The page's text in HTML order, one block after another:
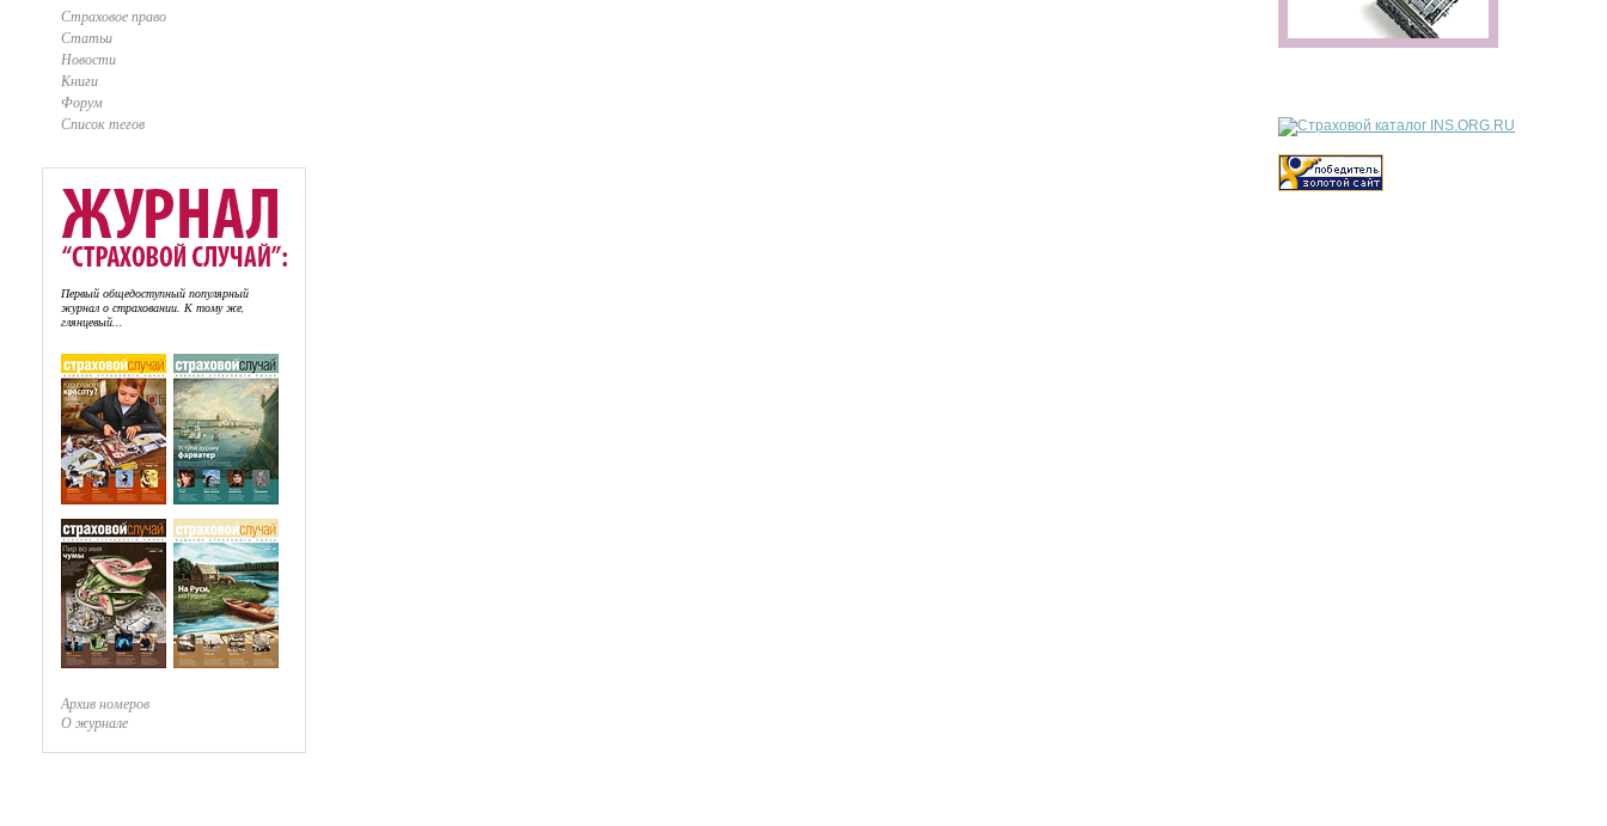
Страховое право
Статьи
Новости
Книги
Форум
Список тегов
Первый общедоступный популярный
журнал о страховании. К тому же,
глянцевый...
Архив номеров
О журнале